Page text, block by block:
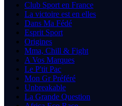
Club Sport en France
La victoire est en elles
Dans Ma Fédé
Esprit Sport
Origines
Mma, Chill & Fight
A Vos Marques
Le P'tit Pac
Mon Gr Préféré
Unbreakable
La Grande Question